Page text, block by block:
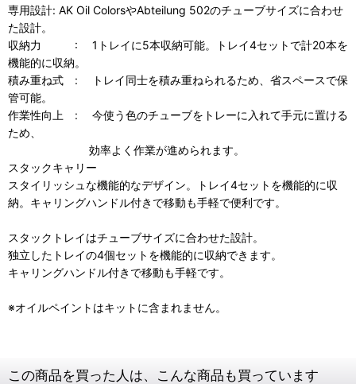
専用設計: AK Oil ColorsやAbteilung 502のチューブサイズに合わせ
た設計。
収納力 : 1トレイに5本収納可能。トレイ4セットで計20本を
機能的に収納。
積み重ね式 : トレイ同士を積み重ねられるため、省スペースで保
管可能。
作業性向上 : 今使う色のチューブをトレーに入れて手元に置ける
ため、
効率よく作業が進められます。
スタックキャリー
スタイリッシュな機能的なデザイン。トレイ4セットを機能的に収
納。キャリングハンドル付きで移動も手軽で便利です。
スタックトレイはチューブサイズに合わせた設計。
独立したトレイの4個セットを機能的に収納できます。
キャリングハンドル付きで移動も手軽です。
※オイルペイントはキットに含まれません。
この商品を買った人は、こんな商品も買っています